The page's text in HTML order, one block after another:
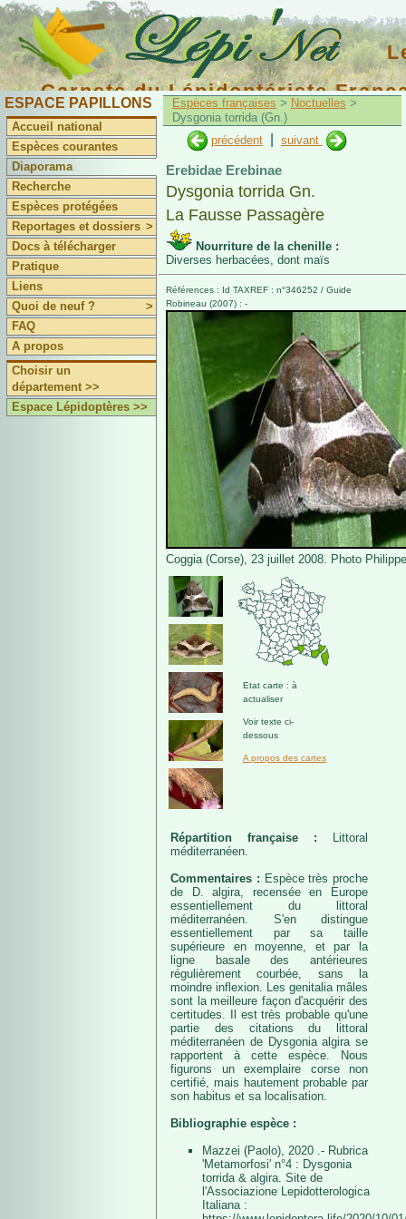
Carnets du Lépidoptériste
ESPACE PAPILLONS
Accueil national
Espèces courantes
Diaporama
Recherche
Espèces protégées
Reportages et dossiers >
Docs à télécharger
Pratique
Liens
Quoi de neuf ?
>
FAQ
A propos
Choisir un
département >>
Espace Lépidoptères >>
Espèces françaises > Noctuelles >
Dysgonia torrida (Gn.)
précédent
suivant
Erebidae Erebinae
Dysgonia torrida Gn.
La Fausse Passagère
Nourriture de la chenille :
Diverses herbacées, dont maïs
Références : Id TAXREF : n°346252 / Guide
Robineau (2007) : -
Coggia (Corse), 23 juillet 2008. Photo
Etat carte : à
actualiser
Voir texte ci-
dessous
A propos des cartes
Répartition française :
Littoral
méditerranéen.
Commentaires : Espèce très proche
de D. algira, recensée en Europe
essentiellement du littoral
méditerranéen. S'en distingue
essentiellement par sa taille
supérieure en moyenne, et par la
ligne basale des antérieures
régulièrement courbée, sans la
moindre inflexion. Les genitalia mâles
sont la meilleure façon d'acquérir des
certitudes. Il est très probable qu'une
partie des citations du littoral
méditerranéen de Dysgonia algira se
rapportent à cette espèce. Nous
figurons un exemplaire corse non
certifié, mais hautement probable par
son habitus et sa localisation.
Bibliographie espèce :
Mazzei (Paolo), 2020 .- Rubrica
'Metamorfosi' n°4 : Dysgonia
torrida & algira. Site de
l'Associazione Lepidotterologica
Italiana :